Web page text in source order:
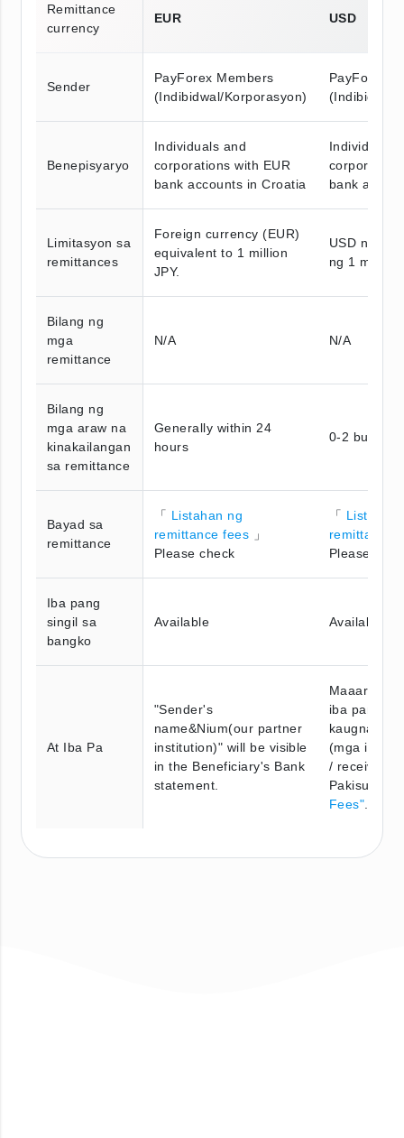
Remittance
currency
EUR USD
Sender
PayForex Members
(Indibidwal/Korporasyon)
PayForex
(Indibidwal/
Benepisyaryo
Individuals and
corporations with EUR
bank accounts in Croatia
Individuals
bank
Limitasyon sa
remittances
Foreign currency (EUR)
equivalent to 1 million
JPY.
USD na
ng 1
Bilang ng
mga
remittance
N/A N/A
Bilang ng
mga araw na
kinakailangan
sa remittance
Generally within 24
hours
0-2
Bayad sa
remittance
「 Listahan ng
remittance fees
」
Please check
「 Listahan
remittance
Please
Iba pang
singil sa
bangko
Available Available
At Iba Pa
"Sender's
name&Nium(our partner
institution)" will be visible
in the Beneficiary's Bank
statement.
Maaaring
iba pang
kaugnay na
(mga
/ receiving
Pakisuri
Fees"